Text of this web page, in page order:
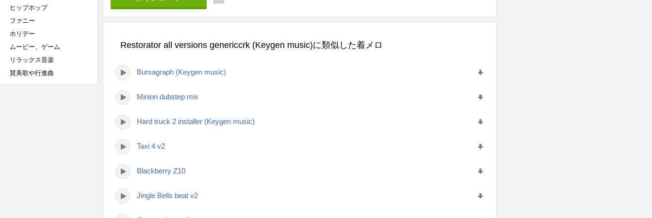
ヒップホップ
ファニー
ホリデー
ムービー、ゲーム
リラックス音楽
賛美歌や行進曲
Restorator all versions genericcrk (Keygen music)に類似した着メロ
Bursagraph (Keygen music)
Minion dubstep mix
Hard truck 2 installer (Keygen music)
Taxi 4 v2
Blackberry Z10
Jingle Bells beat v2